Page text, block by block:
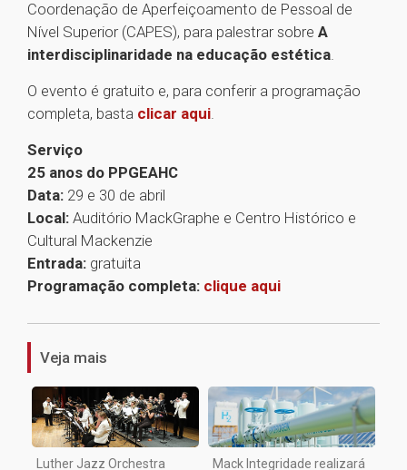
Coordenação de Aperfeiçoamento de Pessoal de
Nível Superior (CAPES), para palestrar sobre A
interdisciplinaridade na educação estética.
O evento é gratuito e, para conferir a programação
completa, basta clicar aqui.
Serviço
25 anos do PPGEAHC
Data: 29 e 30 de abril
Local: Auditório MackGraphe e Centro Histórico e
Cultural Mackenzie
Entrada: gratuita
Programação completa: clique aqui
1
Veja mais
Luther Jazz Orchestra
Mack Integridade realizará